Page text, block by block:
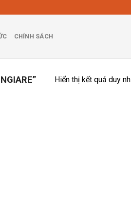
CHÍNH SÁCH
Hiển thị kết quả duy